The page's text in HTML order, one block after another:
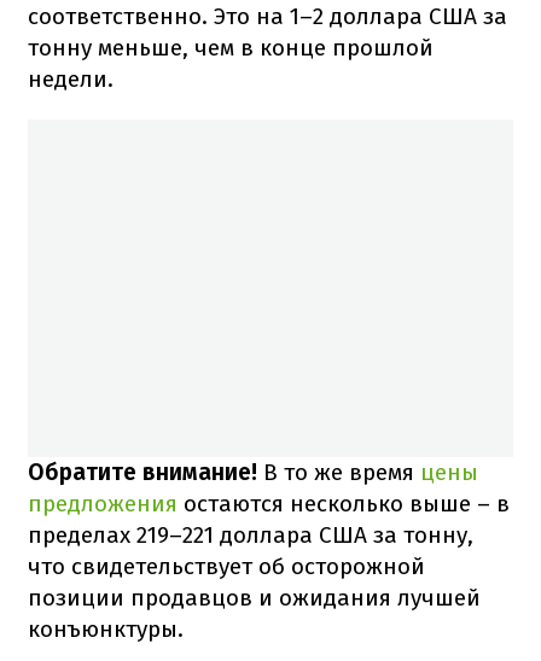
соответственно. Это на 1–2 доллара США за
тонну меньше, чем в конце прошлой
недели.
Обратите внимание! В то же время цены
предложения остаются несколько выше – в
пределах 219–221 доллара США за тонну,
что свидетельствует об осторожной
позиции продавцов и ожидания лучшей
конъюнктуры.